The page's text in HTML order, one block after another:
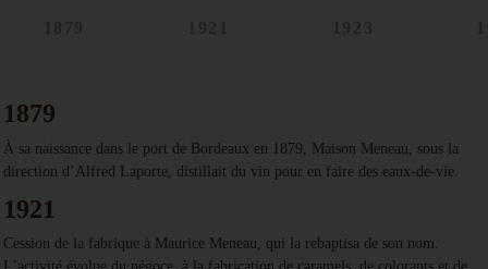
1879
À sa naissance dans le port de Bordeaux en 1879, Maison Meneau, sous la
direction d’Alfred Laporte, distillait du vin pour en faire des eaux-de-vie.
1921
Cession de la fabrique à Maurice Meneau, qui la rebaptisa de son nom.